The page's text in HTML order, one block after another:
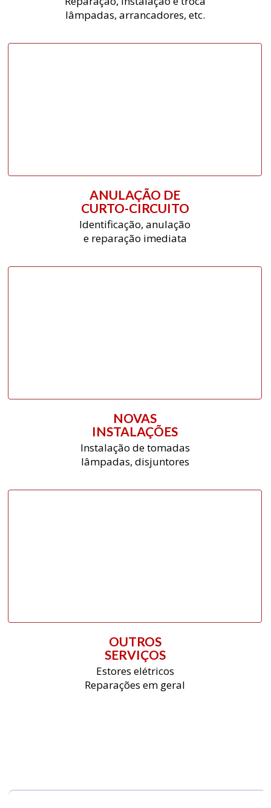
lâmpadas, arrancadores, etc.
ANULAÇÃO DE
CURTO-CIRCUITO
Identificação, anulação
e reparação imediata
NOVAS
INSTALAÇÕES
Instalação de tomadas
lâmpadas, disjuntores
OUTROS
SERVIÇOS
Estores elétricos
Reparações em geral